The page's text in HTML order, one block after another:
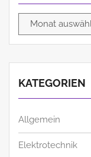
Archiv
KATEGORIEN
Allgemein
Elektrotechnik